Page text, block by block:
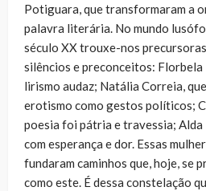
Potiguara, que transformaram a
palavra literária. No mundo
século XX trouxe-nos
silêncios e preconceitos: Florbela
lirismo audaz; Natália Correia,
erotismo como gestos políticos;
poesia foi pátria e travessia; Alda
com esperança e dor. Essas
fundaram caminhos que, hoje, se
como este. É dessa constelação